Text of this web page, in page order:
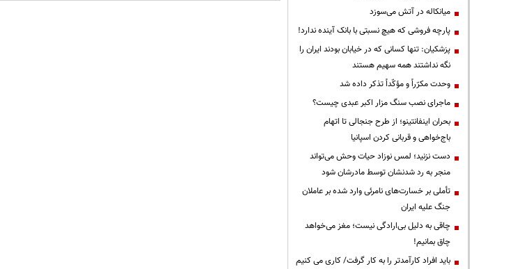
میانکاله در آتش می‌سوزد
پارچه فروشی که هیچ نسبتی با بانک آینده ندارد!
پزشکیان: تنها کسانی که در خیابان بودند ایران را
نگه نداشتند همه سهیم هستند
وحدت مکرّراً و مؤکّداً تذکر داده شد
ماجرای نصب سنگ مزار اکبر عبدی چیست؟
بحران اینفانتینو؛ از طرح جنجالی تا اتهام
باج‌خواهی و قربانی کردن اسپانیا
دست نزنید؛ لمس نوزاد حیات وحش می‌تواند
منجر به رد شدنشان توسط مادرشان شود
تأملی بر خسارت‌های نامرئی وارد شده بر عاملان
جنگ علیه ایران
چاقی به دلیل بی‌ارادگی نیست؛ مغز می‌خواهد
چاق بمانیم!
باید افراد کارآمدتر را به کار گرفت/ کاری می کنیم